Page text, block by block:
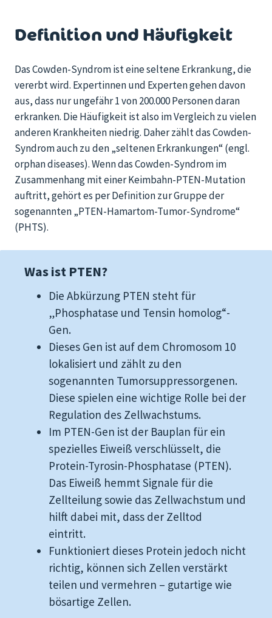
Definition und Häufigkeit
DasCowden-Syndrom ist eine seltene Erkrankung, die
vererbt wird. Expertinnen und Experten gehen davon
aus, dass nurungefähr1 von 200.000 Personendaran
erkranken. Die Häufigkeit istalso im Vergleich zu vielen
anderen Krankheitenniedrig. Daher zählt dasCowden-
Syndromauch zu den „seltenen Erkrankungen“(engl.
orphandiseases).Wenn dasCowden-Syndrom im
Zusammenhang mit einer Keimbahn-PTEN-Mutation
auftritt, gehört es per Definitionzur Gruppe der
sogenannten „PTEN-Hamartom-Tumor-Syndrome“
(PHTS).
Was ist PTEN?
Die Abkürzung PTEN steht für
„Phosphatase und Tensin homolog“-
Gen.
Dieses Gen ist auf dem Chromosom 10
lokalisiert und zählt zu den
sogenannten Tumorsuppressorgenen.
Diese spielen eine wichtige Rolle bei der
Regulation des Zellwachstums.
Im PTEN-Gen ist der Bauplan für ein
spezielles Eiweiß verschlüsselt, die
Protein-Tyrosin-Phosphatase (PTEN).
Das Eiweiß hemmt Signale für die
Zellteilung sowie das Zellwachstum und
hilft dabei mit, dass der Zelltod
eintritt.
Funktioniert dieses Protein jedoch nicht
richtig, können sich Zellen verstärkt
teilen und vermehren – gutartige wie
bösartige Zellen.